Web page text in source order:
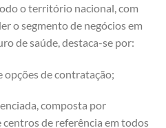
o território nacional, com
o segmento de negócios em
de saúde, destaca-se por:
de contratação;
composta por
de referência em todos